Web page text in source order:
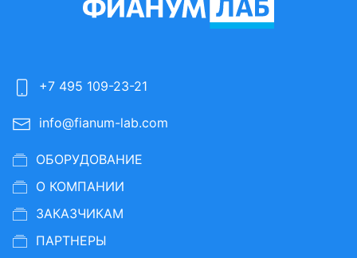
+7 495 109-23-21
info@fianum-lab.com
ОБОРУДОВАНИЕ
О КОМПАНИИ
ЗАКАЗЧИКАМ
ПАРТНЕРЫ